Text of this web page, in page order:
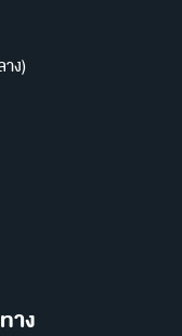
ง)
าง